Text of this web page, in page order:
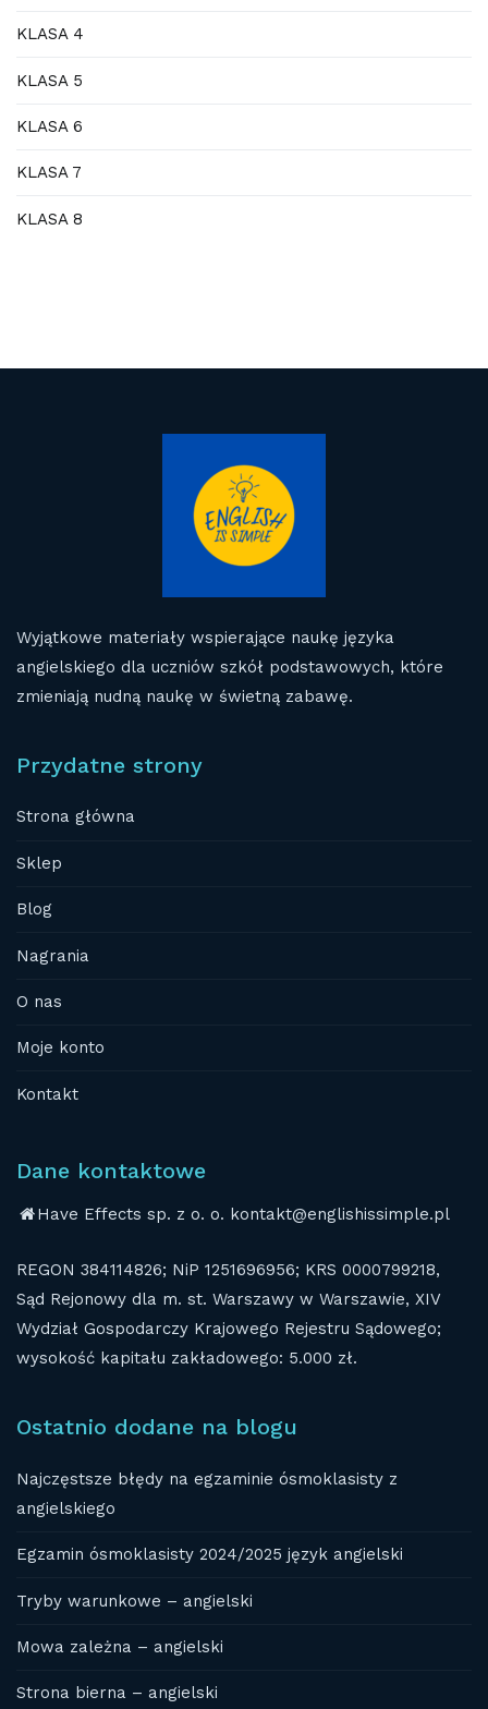
KLASA 4
KLASA 5
KLASA 6
KLASA 7
KLASA 8
Wyjątkowe materiały wspierające naukę języka
angielskiego dla uczniów szkół podstawowych, które
zmieniają nudną naukę w świetną zabawę.
Przydatne strony
Strona główna
Sklep
Blog
Nagrania
O nas
Moje konto
Kontakt
Dane kontaktowe
Have Effects sp. z o. o. kontakt@englishissimple.pl
REGON 384114826; NiP 1251696956; KRS 0000799218,
Sąd Rejonowy dla m. st. Warszawy w Warszawie, XIV
Wydział Gospodarczy Krajowego Rejestru Sądowego;
wysokość kapitału zakładowego: 5.000 zł.
Ostatnio dodane na blogu
Najczęstsze błędy na egzaminie ósmoklasisty z
angielskiego
Egzamin ósmoklasisty 2024/2025 język angielski
Tryby warunkowe – angielski
Mowa zależna – angielski
Strona bierna – angielski